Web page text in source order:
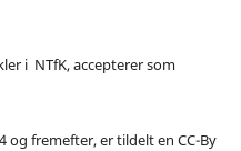
i NTfK, accepterer som
og fremefter, er tildelt en CC-By